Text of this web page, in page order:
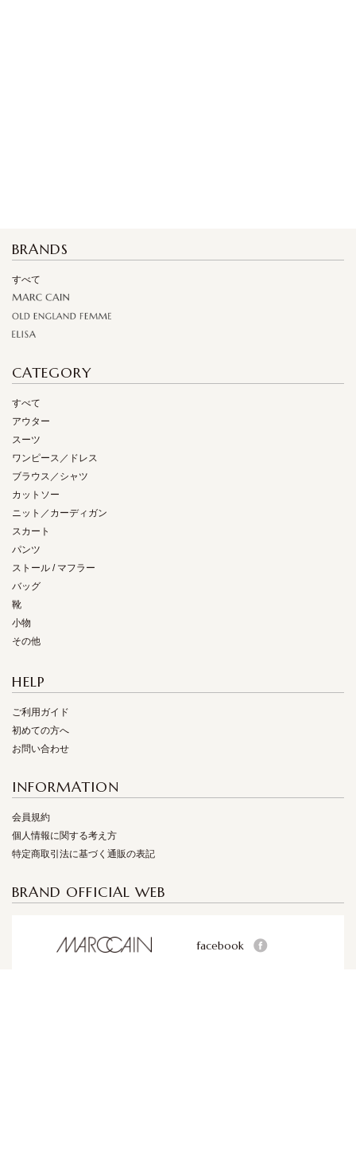
BRANDS
すべて
CATEGORY
すべて
アウター
スーツ
ワンピース／ドレス
ブラウス／シャツ
カットソー
ニット／カーディガン
スカート
パンツ
ストール / マフラー
バッグ
靴
小物
その他
HELP
ご利用ガイド
初めての方へ
お問い合わせ
INFORMATION
会員規約
個人情報に関する考え方
特定商取引法に基づく通販の表記
BRAND OFFICIAL WEB
facebook